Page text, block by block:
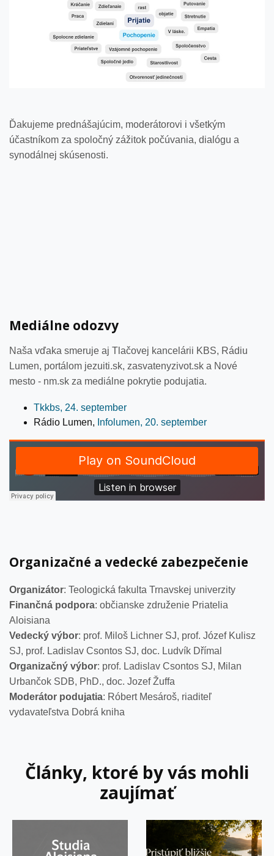
Ďakujeme prednášajúcim, moderátorovi i všetkým
účastníkom za spoločný zážitok počúvania, dialógu a
synodálnej skúsenosti.
Mediálne odozvy
Naša vďaka smeruje aj Tlačovej kancelárii KBS, Rádiu
Lumen, portálom jezuiti.sk, zasvatenyzivot.sk a Nové
mesto - nm.sk za mediálne pokrytie podujatia.
Tkkbs, 24. september
Rádio Lumen, Infolumen, 20. september
Organizačné a vedecké zabezpečenie
Organizátor: Teologická fakulta Trnavskej univerzity
Finančná podpora: občianske združenie Priatelia
Aloisiana
Vedecký výbor: prof. Miloš Lichner SJ, prof. Józef Kulisz
SJ, prof. Ladislav Csontos SJ, doc. Ludvík Dřímal
Organizačný výbor: prof. Ladislav Csontos SJ, Milan
Urbančok SDB, PhD., doc. Jozef Žuffa
Moderátor podujatia: Róbert Mesároš, riaditeľ
vydavateľstva Dobrá kniha
Články, ktoré by vás mohli
zaujímať